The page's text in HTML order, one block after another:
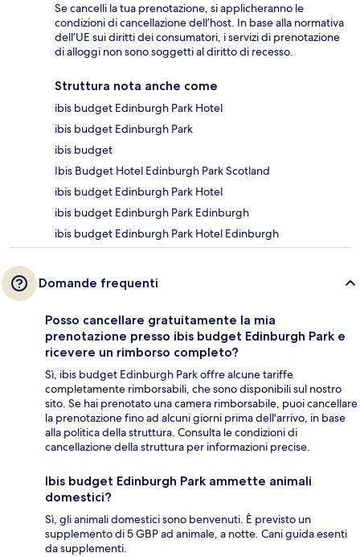
Se cancelli la tua prenotazione, si applicheranno le
condizioni di cancellazione dell’host. In base alla normativa
dell’UE sui diritti dei consumatori, i servizi di prenotazione
di alloggi non sono soggetti al diritto di recesso.
Struttura nota anche come
ibis budget Edinburgh Park Hotel
ibis budget Edinburgh Park
ibis budget
Ibis Budget Hotel Edinburgh Park Scotland
ibis budget Edinburgh Park Hotel
ibis budget Edinburgh Park Edinburgh
ibis budget Edinburgh Park Hotel Edinburgh
Domande frequenti
Posso cancellare gratuitamente la mia
prenotazione presso ibis budget Edinburgh Park e
ricevere un rimborso completo?
Sì, ibis budget Edinburgh Park offre alcune tariffe
completamente rimborsabili, che sono disponibili sul nostro
sito. Se hai prenotato una camera rimborsabile, puoi cancellare
la prenotazione fino ad alcuni giorni prima dell'arrivo, in base
alla politica della struttura. Consulta le condizioni di
cancellazione della struttura per informazioni precise.
Ibis budget Edinburgh Park ammette animali
domestici?
Sì, gli animali domestici sono benvenuti. È previsto un
supplemento di 5 GBP ad animale, a notte. Cani guida esenti
da supplementi.